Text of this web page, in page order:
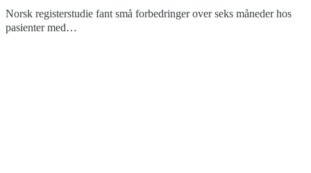
Norsk registerstudie fant små forbedringer over seks måneder hos
pasienter med…